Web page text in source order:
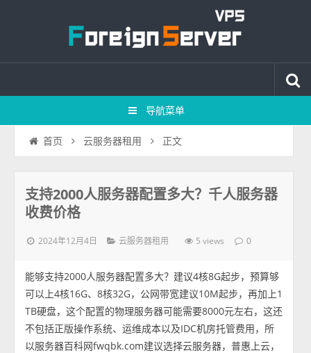
导航菜单
首页 云服务器租用 正文
支持2000人服务器配置多大？千人服务器
收费价格
2024年12月4日 云服务器租用 5 views 0
能够支持2000人服务器配置多大？建议4核8G起步，预算够
可以上4核16G、8核32G，公网带宽建议10M起步，再加上1
TB硬盘，这个配置的物理服务器可能需要8000元左右，这还
不包括正版操作系统、运维成本以及IDC机房托管费用，所
以服务器百科网fwqbk.com建议选择云服务器，普惠上云，